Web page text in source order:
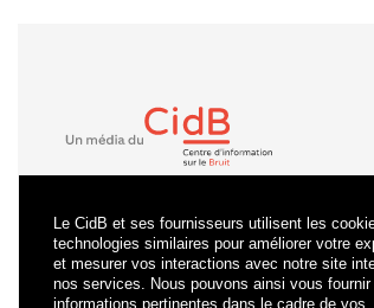
Le CidB et ses fournisseurs utilisent les
technologies similaires pour améliorer votre
et mesurer vos interactions avec notre site
nos services. Nous pouvons ainsi vous fournir
informations pertinentes dans le cadre de vos